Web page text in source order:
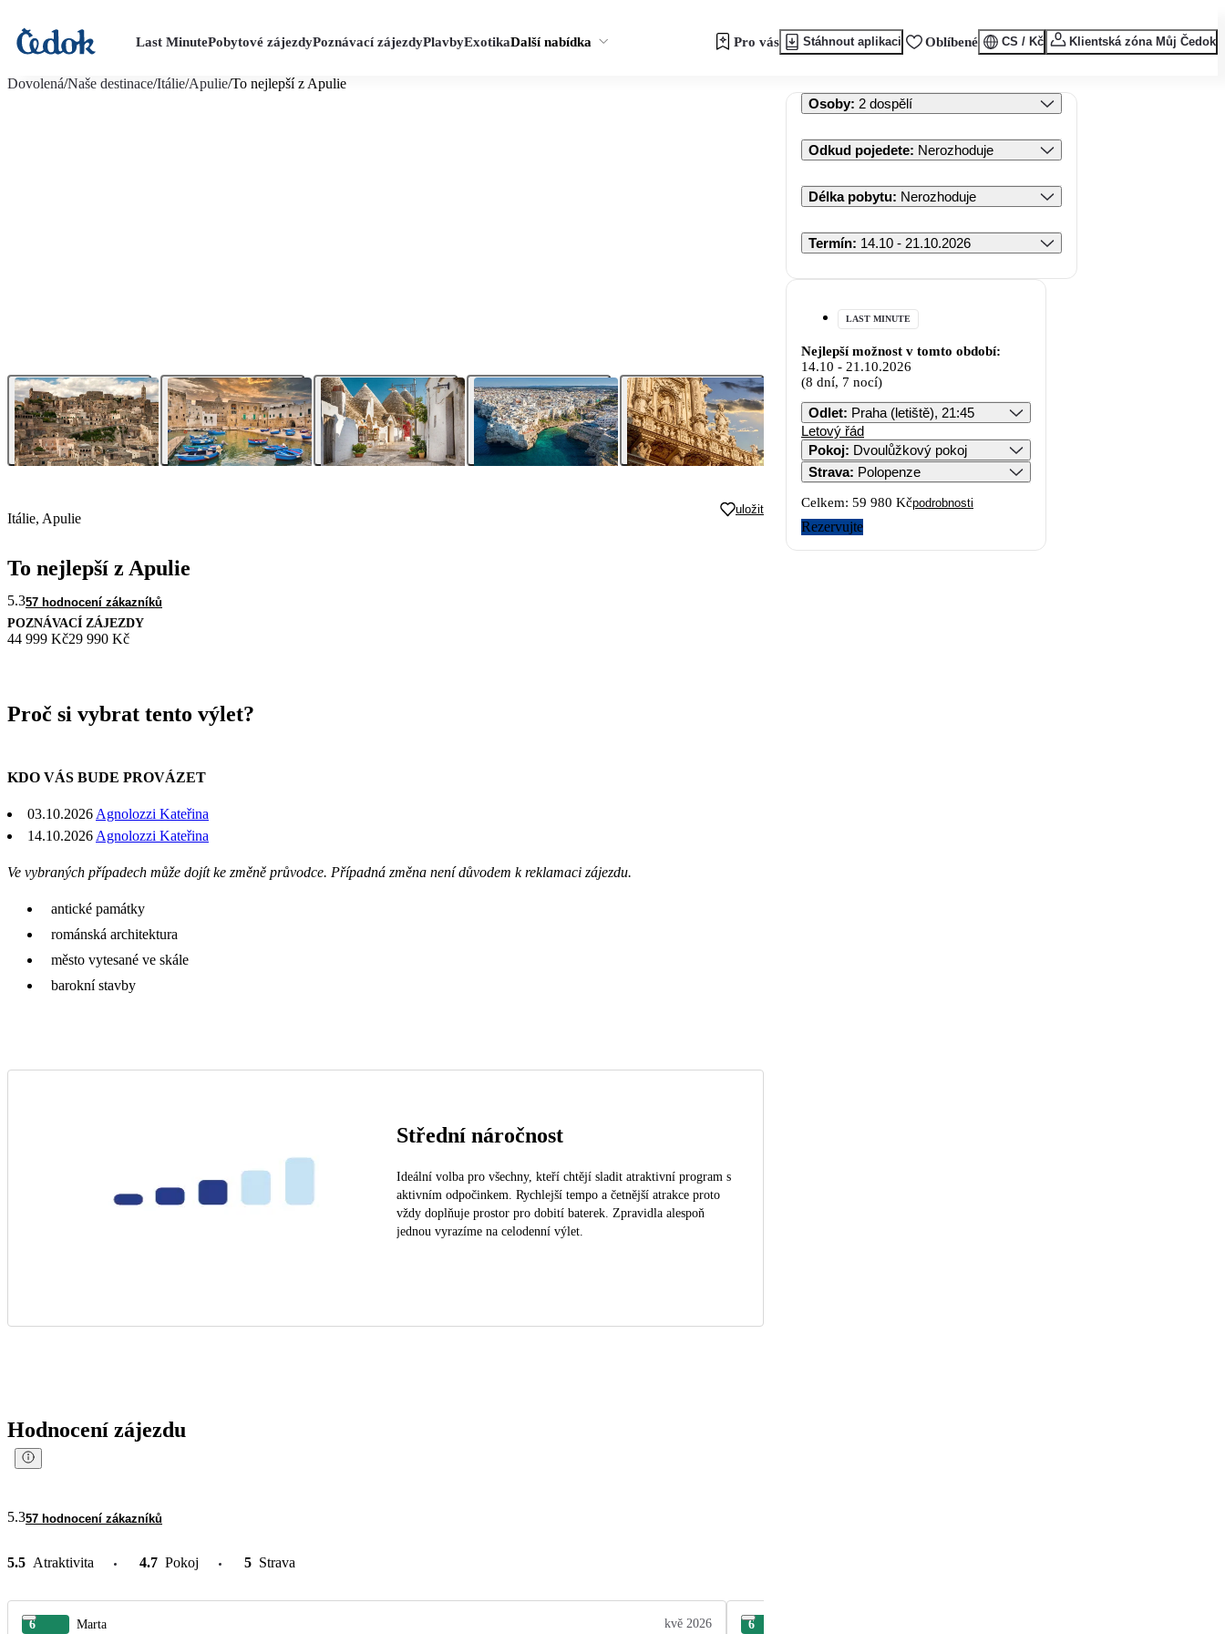
Last MinutePobytové zájezdyPoznávací zájezdyPlavbyExotikaDalší nabídka Pro vás Stáhnout aplikaci Oblíbené CS / Kč Klientská zóna Můj Čedok
Dovolená/Naše destinace/Itálie/Apulie/To nejlepší z Apulie
Itálie, Apulie
uložit
To nejlepší z Apulie
5.357 hodnocení zákazníků
POZNÁVACÍ ZÁJEZDY
44 999 Kč29 990 Kč
Proč si vybrat tento výlet?
KDO VÁS BUDE PROVÁZET
03.10.2026 Agnolozzi Kateřina
14.10.2026 Agnolozzi Kateřina
Ve vybraných případech může dojít ke změně průvodce. Případná změna není důvodem k reklamaci zájezdu.
antické památky
románská architektura
město vytesané ve skále
barokní stavby
Střední náročnost
Ideální volba pro všechny, kteří chtějí sladit atraktivní program s
aktivním odpočinkem. Rychlejší tempo a četnější atrakce proto
vždy doplňuje prostor pro dobití baterek. Zpravidla alespoň
jednou vyrazíme na celodenní výlet.
Hodnocení zájezdu
5.357 hodnocení zákazníků
5.5 Atraktivita 4.7 Pokoj 5 Strava
6 Marta kvě 2026 6
Osoby: 2 dospělí
Odkud pojedete: Nerozhoduje
Délka pobytu: Nerozhoduje
Termín: 14.10 - 21.10.2026
LAST MINUTE
Nejlepší možnost v tomto období:
14.10 - 21.10.2026
(8 dní, 7 nocí)
Odlet: Praha (letiště), 21:45
Letový řád
Pokoj: Dvoulůžkový pokoj
Strava: Polopenze
Celkem: 59 980 Kčpodrobnosti
Rezervujte